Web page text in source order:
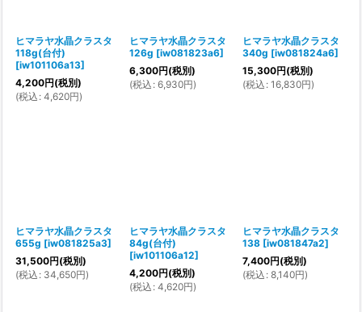
ヒマラヤ水晶クラスタ
118g(台付)
[iw101106a13]
4,200円(税別)
(税込 : 4,620円)
ヒマラヤ水晶クラスタ
126g [iw081823a6]
6,300円(税別)
(税込 : 6,930円)
ヒマラヤ水晶クラスタ
340g [iw081824a6]
15,300円(税別)
(税込 : 16,830円)
ヒマラヤ水晶クラスタ
655g [iw081825a3]
31,500円(税別)
(税込 : 34,650円)
ヒマラヤ水晶クラスタ
84g(台付)
[iw101106a12]
4,200円(税別)
(税込 : 4,620円)
ヒマラヤ水晶クラスタ
138 [iw081847a2]
7,400円(税別)
(税込 : 8,140円)